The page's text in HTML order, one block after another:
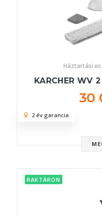
Háztartási
KARCHER WV
30
2 év garancia
RAKTÁRON